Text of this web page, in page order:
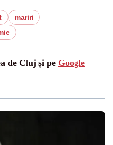
mariri
de Cluj și pe Google